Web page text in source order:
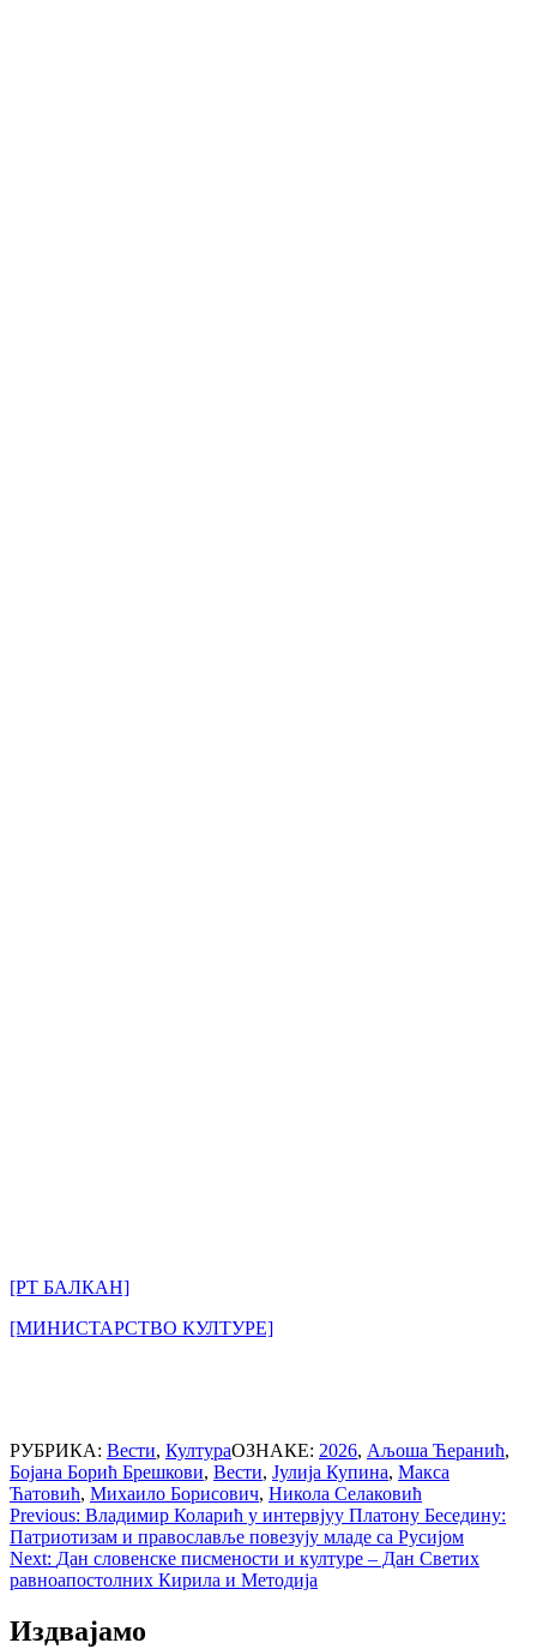
[РТ БАЛКАН]
[МИНИСТАРСТВО КУЛТУРЕ]
РУБРИКА: Вести, КултураОЗНАКЕ: 2026, Аљоша Ћеранић,
Бојана Борић Брешкови, Вести, Јулија Купина, Макса
Ћатовић, Михаило Борисович, Никола Селаковић
Post
navigation
Previous: Владимир Коларић у интервјуу Платону Беседину:
Патриотизам и православље повезују младе са Русијом
Next: Дан словенске писмености и културе – Дан Светих
равноапостолних Кирила и Методија
Издвајамо